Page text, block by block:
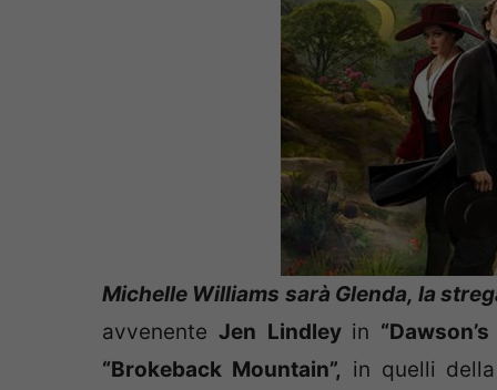
Michelle Williams sarà Glenda, la
avvenenteJen Lindley in
“Brokeback Mountain”, in quelli